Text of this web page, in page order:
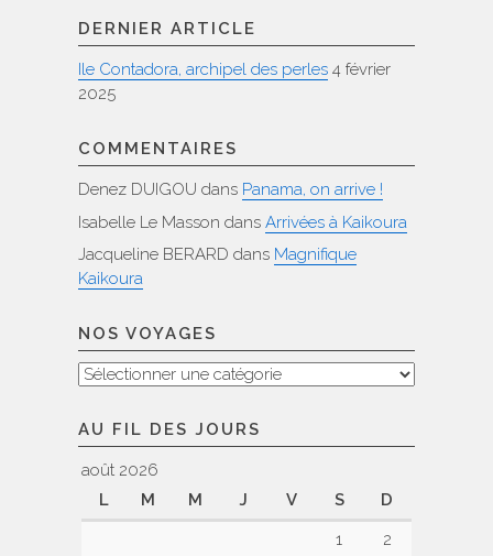
DERNIER ARTICLE
Ile Contadora, archipel des perles 4 février
2025
COMMENTAIRES
Denez DUIGOU dans Panama, on arrive !
Isabelle Le Masson dans Arrivées à Kaikoura
Jacqueline BERARD dans Magnifique
Kaikoura
NOS VOYAGES
Nos
AU FIL DES JOURS
août 2026
L
M M J V S
D
1
2